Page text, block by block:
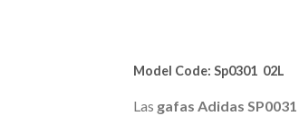
Model Code: Sp0301 02L
Las gafas Adidas SP0031